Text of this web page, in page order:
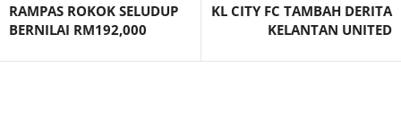
RAMPAS ROKOK SELUDUP
BERNILAI RM192,000
KL CITY FC TAMBAH DERITA
KELANTAN UNITED